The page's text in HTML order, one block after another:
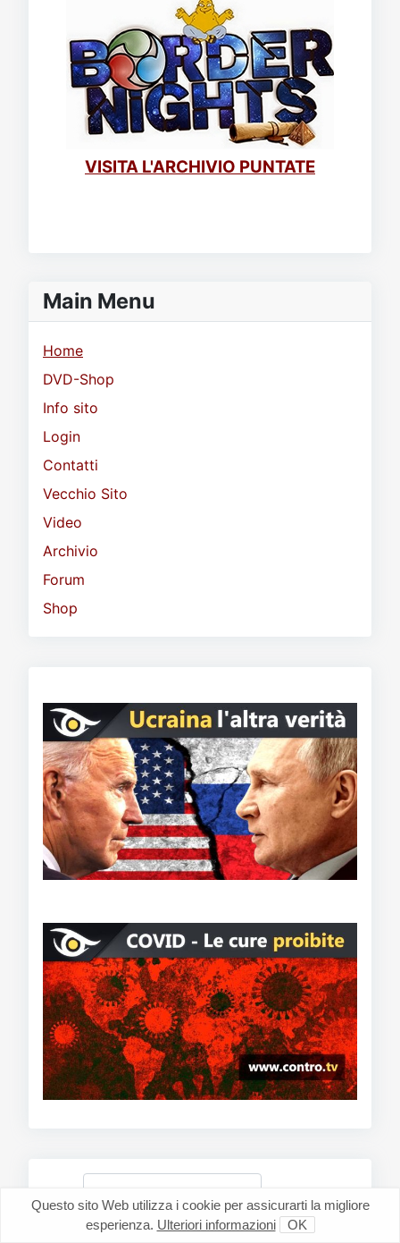
Main Menu
Home
DVD-Shop
Info sito
Login
Contatti
Vecchio Sito
Video
Archivio
Forum
Shop
VISITA L'ARCHIVIO PUNTATE
Questo sito Web utilizza i cookie per assicurarti la migliore
esperienza. Ulteriori informazioni OK